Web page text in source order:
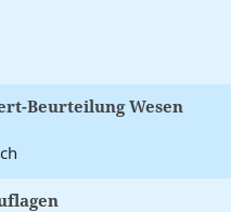
Beurteilung Wesen